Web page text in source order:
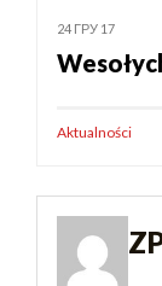
24 ГРУ 17
Aktualności